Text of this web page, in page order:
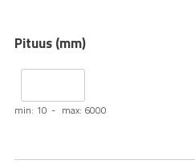
Pituus (mm)
min: 10 max: 6000